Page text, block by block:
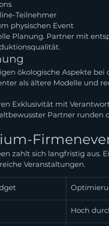
Teilnehmer
physischen Event
Planung. Partner mit
ökologische Aspekte bei
als ältere Modelle und
Exklusivität mit
Partner runden
zahlt sich langfristig aus.
Veranstaltungen.
Hoch